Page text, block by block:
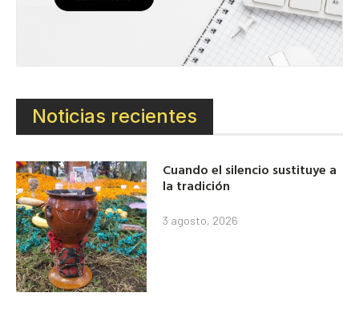
Noticias recientes
Cuando el silencio sustituye a
la tradición
3 agosto, 2026